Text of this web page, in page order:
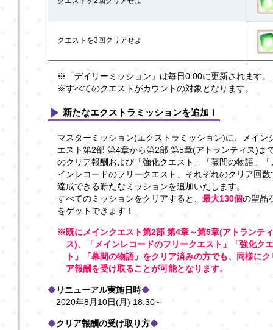
クエストを3回クリアせよ
※「デイリーミッション」は毎日0:00に更新されます。
※すべてのクエストがカウントの対象となります。
新たなエクストラミッションを追加！
マスターミッション(エクストラミッション)に、メイン
エスト第2部 第4章から第2部 第5章(アトランティス)ま
のクリア報酬および「強化クエスト」「幕間の物語」「
インレコードのフリークエスト」それぞれのクリア回数
達成できる新たなミッションを追加いたします。
すべてのミッションをクリアすると、 最大130個の聖晶
をゲットできます！
※既にメインクエスト第2部 第4章～第5章(アトランティ
ス)、「メインレコードのフリークエスト」「強化ク
ト」「幕間の物語」をクリア済みの方でも、同様にク
ア報酬を受け取ることが可能となります。
◆リニューアル実施日時◆
2020年8月10日(月) 18:30～
◆クリア報酬の受け取り方◆